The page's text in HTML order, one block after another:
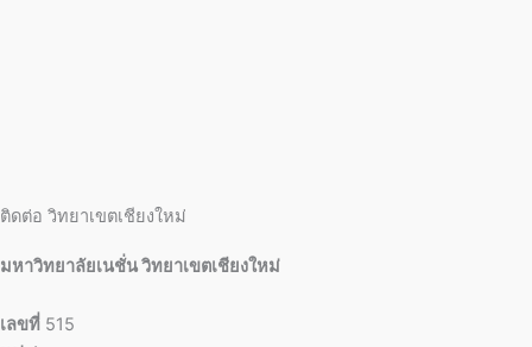
ติดต่อ วิทยาเขตเชียงใหม่
มหาวิทยาลัยเนชั่น วิทยาเขตเชียงใหม่
เลขที่ 515